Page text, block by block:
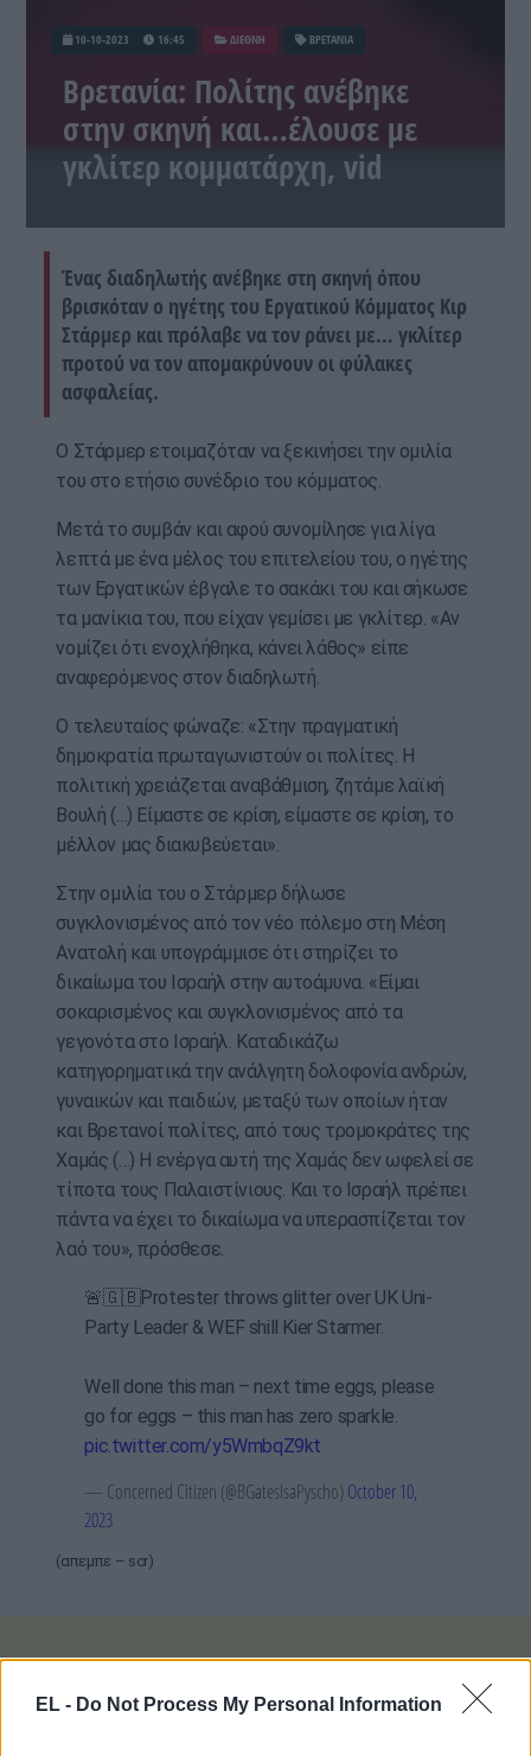
EL - Do Not Process My Personal Information
10-10-2023 16:45 ΔΙΕΘΝΗ ΒΡΕΤΑΝΙΑ
Βρετανία: Πολίτης ανέβηκε
στην σκηνή και…έλουσε με
γκλίτερ κομματάρχη, vid
Ένας διαδηλωτής ανέβηκε στη σκηνή όπου
βρισκόταν ο ηγέτης του Εργατικού Κόμματος Κιρ
Στάρμερ και πρόλαβε να τον ράνει με… γκλίτερ
προτού να τον απομακρύνουν οι φύλακες
ασφαλείας.
Ο Στάρμερ ετοιμαζόταν να ξεκινήσει την ομιλία
του στο ετήσιο συνέδριο του κόμματος.
Μετά το συμβάν και αφού συνομίλησε για λίγα
λεπτά με ένα μέλος του επιτελείου του, ο ηγέτης
των Εργατικών έβγαλε το σακάκι του και σήκωσε
τα μανίκια του, που είχαν γεμίσει με γκλίτερ. «Αν
νομίζει ότι ενοχλήθηκα, κάνει λάθος» είπε
αναφερόμενος στον διαδηλωτή.
Ο τελευταίος φώναζε: «Στην πραγματική
δημοκρατία πρωταγωνιστούν οι πολίτες. Η
πολιτική χρειάζεται αναβάθμιση, ζητάμε λαϊκή
Βουλή (…) Είμαστε σε κρίση, είμαστε σε κρίση, το
μέλλον μας διακυβεύεται».
Στην ομιλία του ο Στάρμερ δήλωσε
συγκλονισμένος από τον νέο πόλεμο στη Μέση
Ανατολή και υπογράμμισε ότι στηρίζει το
δικαίωμα του Ισραήλ στην αυτοάμυνα. «Είμαι
σοκαρισμένος και συγκλονισμένος από τα
γεγονότα στο Ισραήλ. Καταδικάζω
κατηγορηματικά την ανάλγητη δολοφονία ανδρών,
γυναικών και παιδιών, μεταξύ των οποίων ήταν
και Βρετανοί πολίτες, από τους τρομοκράτες της
Χαμάς (…) Η ενέργα αυτή της Χαμάς δεν ωφελεί σε
τίποτα τους Παλαιστίνιους. Και το Ισραήλ πρέπει
πάντα να έχει το δικαίωμα να υπερασπίζεται τον
λαό του», πρόσθεσε.
🚨🇬🇧Protester throws glitter over UK Uni-
Party Leader & WEF shill Kier Starmer.
Well done this man – next time eggs, please
go for eggs – this man has zero sparkle.
pic.twitter.com/y5WmbqZ9kt
— Concerned Citizen (@BGatesIsaPyscho)October 10,
2023
(απεμπε – scr)